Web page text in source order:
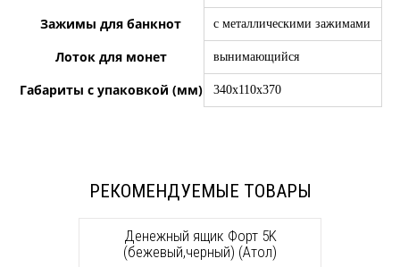
Зажимы для банкнот с металлическими зажимами
Лоток для монет вынимающийся
Габариты с упаковкой (мм) 340x110x370
РЕКОМЕНДУЕМЫЕ ТОВАРЫ
Денежный ящик Форт 5K
(бежевый,черный) (Атол)